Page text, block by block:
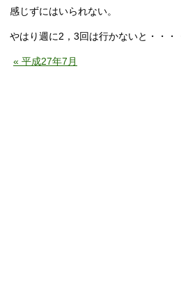
感じずにはいられない。
やはり週に2，3回は行かないと・・・
« 平成27年7月